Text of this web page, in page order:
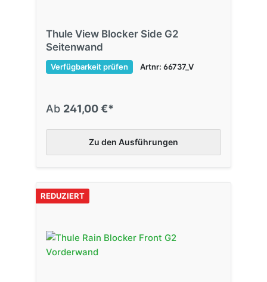
Thule View Blocker Side G2
Seitenwand
Verfügbarkeit prüfen Artnr: 66737_V
Ab 241,00 €*
Zu den Ausführungen
REDUZIERT